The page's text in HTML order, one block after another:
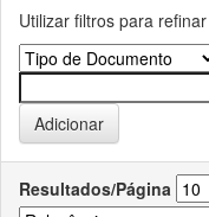
Utilizar filtros para
Resultados/Página